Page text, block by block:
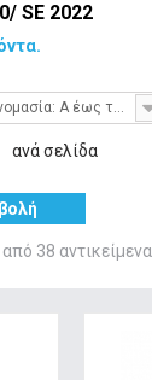
SE 2022
Ονομασία: Α έως το Ω
ανά σελίδα
38 αντικείμενα